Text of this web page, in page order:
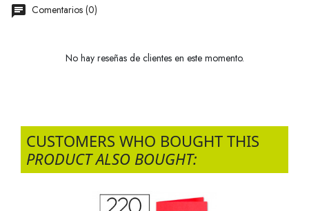
Comentarios (0)
No hay reseñas de clientes en este momento.
CUSTOMERS WHO BOUGHT THIS
PRODUCT ALSO BOUGHT: